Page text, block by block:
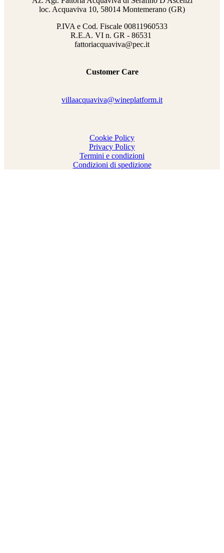
loc. Acquaviva 10, 58014 Montemerano (GR)
P.IVA e Cod. Fiscale 00811960533
R.E.A. VI n. GR - 86531
fattoriacquaviva@pec.it
Customer Care
villaacquaviva@wineplatform.it
Cookie Policy
Privacy Policy
Termini e condizioni
Condizioni di spedizione